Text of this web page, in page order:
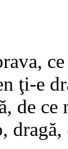
ţi-e
de ce